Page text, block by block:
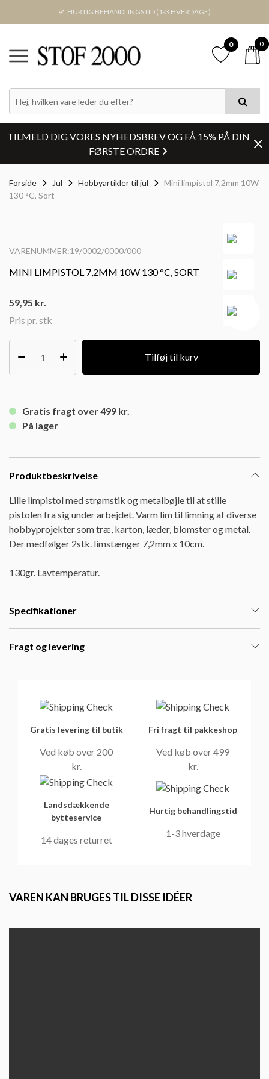
HURTIG BEHANDLINGSTID (1-3 HVERDAGE)
0 0
TILMELD DIG VORES NYHEDSBREV OG FÅ 15% PÅ DIN
FØRSTE ORDRE
Forside Jul Hobbyartikler til jul
Mini limpistol 7,2mm 10W
130 °C, Sort
VARENUMMER:19/0002/0000/000
MINI LIMPISTOL 7,2MM 10W 130 °C, SORT
Pris pr. stk
59,95 kr.
Tilføj til kurv
Gratis fragt over 499 kr.
På lager
Produktbeskrivelse
Lille limpistol med strømstik og metalbøjle til at stille
pistolen fra sig under arbejdet. Varm lim til limning af diverse
hobbyprojekter som træ, karton, læder, blomster og metal.
Der medfølger 2stk. limstænger 7,2mm x 10cm.
130gr. Lavtemperatur.
Specifikationer
Fragt og levering
Gratis levering til butik
Ved køb over 200
kr.
Fri fragt til pakkeshop
Ved køb over 499
kr.
Landsdækkende
bytteservice
14 dages returret
Hurtig behandlingstid
1-3 hverdage
VAREN KAN BRUGES TIL DISSE IDÉER